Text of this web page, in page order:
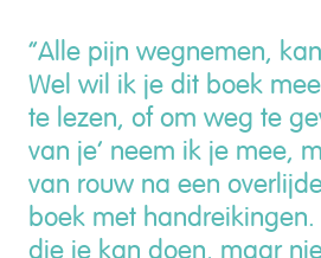
“Alle pijn wegnemen,
Wel wil ik je dit boek
te lezen, of om weg te
van je’ neem ik je mee,
van rouw na een
boek met handreikingen.
die je kan doen, maar